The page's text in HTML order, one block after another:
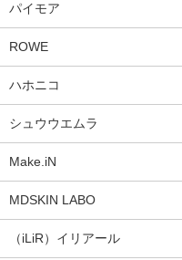
パイモア
ROWE
ハホニコ
シュウウエムラ
Make.iN
MDSKIN LABO
（iLiR）イリアール